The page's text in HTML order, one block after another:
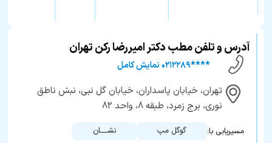
آدرس و تلفن مطب دکتر امیررضا رکن تهران
****۰۲۱۲۲۸۹ نمایش کامل
تهران، خيابان پاسداران، خيابان گل نبی، نبش ناطق
نوری، برج زمرد، طبقه ۸، واحد ۸۲
مسیریابی با: گوگل مپ نشــــان